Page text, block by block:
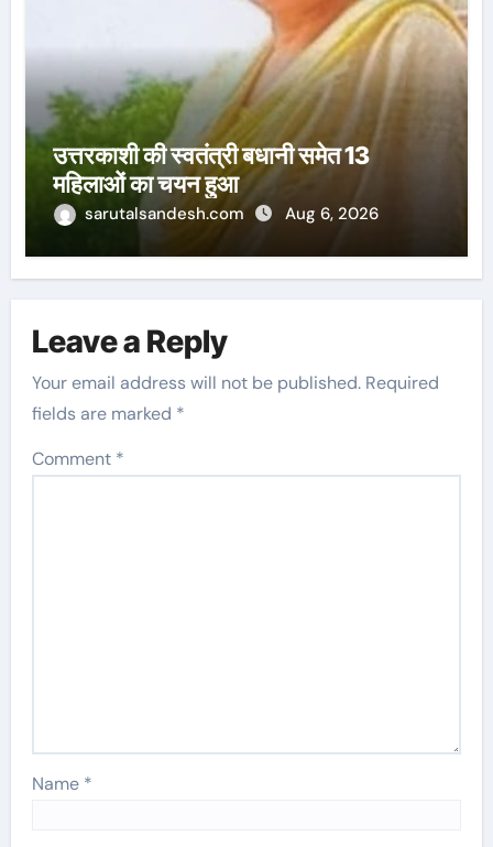
उत्तरकाशी की स्वतंत्री बधानी समेत 13
महिलाओं का चयन हुआ
sarutalsandesh.com Aug 6, 2026
Leave a Reply
Your email address will not be published. Required
fields are marked *
Comment *
Name *